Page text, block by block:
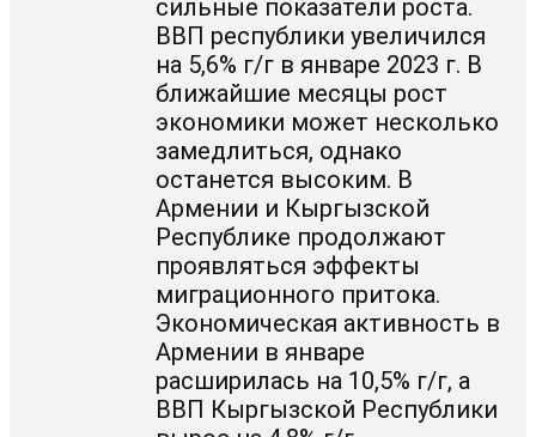
сильные показатели роста.
ВВП республики увеличился
на 5,6% г/г в январе 2023 г. В
ближайшие месяцы рост
экономики может несколько
замедлиться, однако
останется высоким. В
Армении и Кыргызской
Республике продолжают
проявляться эффекты
миграционного притока.
Экономическая активность в
Армении в январе
расширилась на 10,5% г/г, а
ВВП Кыргызской Республики